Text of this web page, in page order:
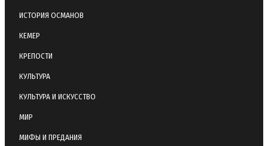
ИСТОРИЯ ОСМАНОВ
КЕМЕР
КРЕПОСТИ
КУЛЬТУРА
КУЛЬТУРА И ИСКУССТВО
МИР
МИФЫ И ПРЕДАНИЯ